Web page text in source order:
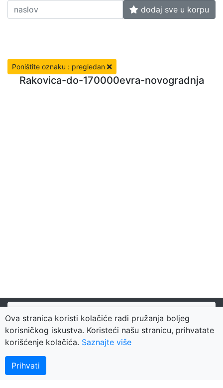
dodaj sve u korpu
Poništite oznaku : pregledan
Rakovica-do-170000evra-novogradnja
© 2018 BerzaNekretnina.org - portal za nekretnine
Nekretnine Nešković
Ova stranica koristi kolačiće radi pružanja boljeg
korisničkog iskustva. Koristeći našu stranicu, prihvatate
korišćenje kolačića. Saznajte više
Prihvati